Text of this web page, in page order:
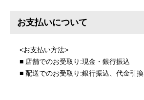
お支払いについて
<お支払い方法>
■ 店舗でのお受取り:現金・銀行振込
■ 配送でのお受取り:銀行振込、代金引換